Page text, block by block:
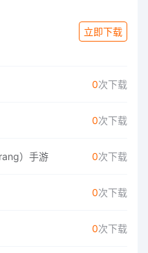
立即下载
0次下载
0次下载
）手游 0次下载
0次下载
0次下载